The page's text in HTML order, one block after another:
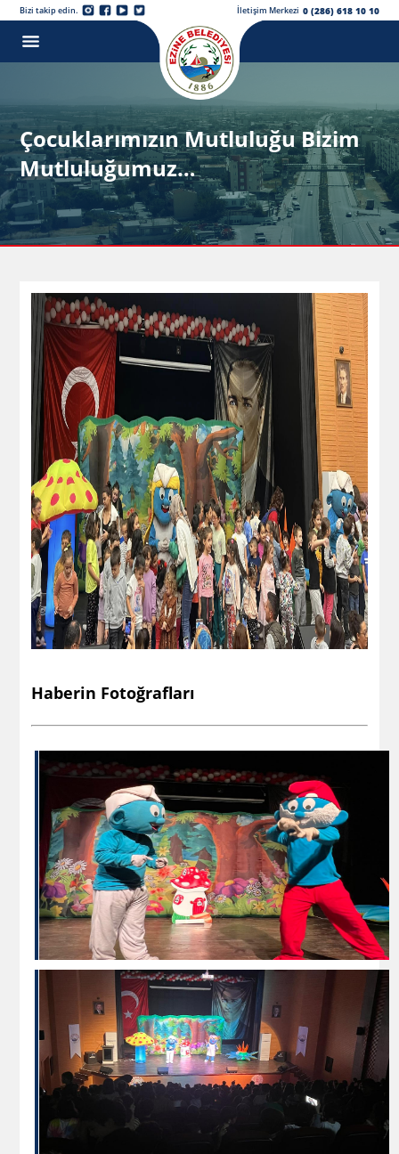
Bizi takip edin. İletişim Merkezi 0 (286) 618 10 10
Çocuklarımızın Mutluluğu Bizim
Mutluluğumuz…
Haberin Fotoğrafları